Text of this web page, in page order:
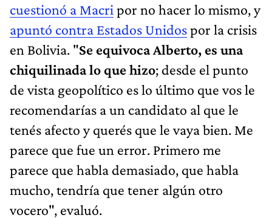
cuestionó a Macri por no hacer lo mismo, y
apuntó contra Estados Unidospor la crisis
en Bolivia. "Se equivoca Alberto, es una
chiquilinada lo que hizo; desde el punto
de vista geopolítico es lo último que vos le
recomendarías a un candidato al que le
tenés afecto y querés que le vaya bien. Me
parece que fue un error. Primero me
parece que habla demasiado, que habla
mucho, tendría que tener algún otro
vocero", evaluó.